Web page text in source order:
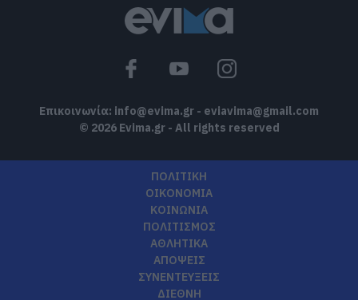
Επικοινωνία: info@evima.gr - eviavima@gmail.com
© 2026 Evima.gr - All rights reserved
ΠΟΛΙΤΙΚΗ
ΟΙΚΟΝΟΜΙΑ
ΚΟΙΝΩΝΙΑ
ΠΟΛΙΤΙΣΜΟΣ
ΑΘΛΗΤΙΚΑ
ΑΠΟΨΕΙΣ
ΣΥΝΕΝΤΕΥΞΕΙΣ
ΔΙΕΘΝΗ